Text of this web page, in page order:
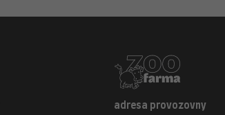
adresa provozovny